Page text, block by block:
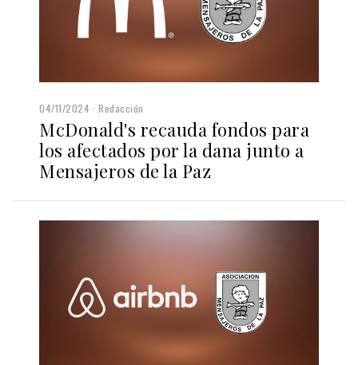
04/11/2024 Redacción
McDonald's recauda fondos para
los afectados por la dana junto a
Mensajeros de la Paz